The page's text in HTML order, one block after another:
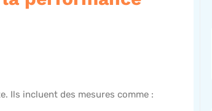
Ils incluent des mesures comme :